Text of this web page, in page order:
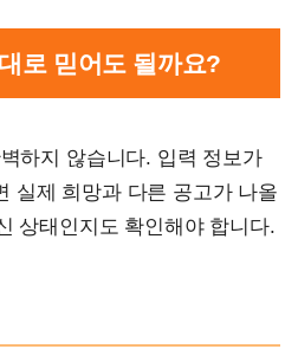
로 믿어도 될까요?
하지 않습니다. 입력 정보가
실제 희망과 다른 공고가 나올
상태인지도 확인해야 합니다.